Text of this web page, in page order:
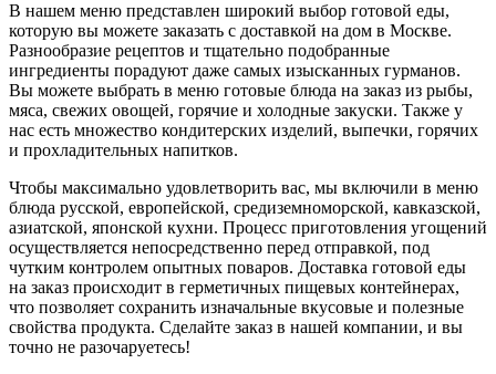
В нашем меню представлен широкий выбор готовой еды,
которую вы можете заказать с доставкой на дом в Москве.
Разнообразие рецептов и тщательно подобранные
ингредиенты порадуют даже самых изысканных гурманов.
Вы можете выбрать в меню готовые блюда на заказ из рыбы,
мяса, свежих овощей, горячие и холодные закуски. Также у
нас есть множество кондитерских изделий, выпечки, горячих
и прохладительных напитков.
Чтобы максимально удовлетворить вас, мы включили в меню
блюда русской, европейской, средиземноморской, кавказской,
азиатской, японской кухни. Процесс приготовления угощений
осуществляется непосредственно перед отправкой, под
чутким контролем опытных поваров. Доставка готовой еды
на заказ происходит в герметичных пищевых контейнерах,
что позволяет сохранить изначальные вкусовые и полезные
свойства продукта. Сделайте заказ в нашей компании, и вы
точно не разочаруетесь!